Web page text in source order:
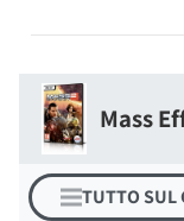
Mass
TUTTO SUL